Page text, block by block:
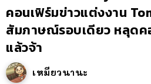
คอนเฟิร์มข่าวแต่งงาน
สัมภาษณ์รอบเดียว หลุดค
แล้วจ้า
เหมียวนานะ